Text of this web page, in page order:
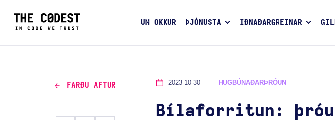
UM OKKUR ÞJÓNUSTA IÐNAÐARGREINAR
FARÐU AFTUR 2023-10-30 HUGBÚNAÐARÞRÓUN
Bílaforritun: